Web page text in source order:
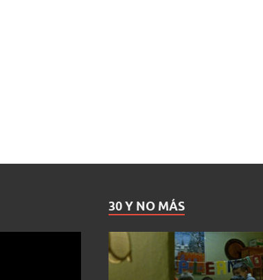
30 Y NO MÁS